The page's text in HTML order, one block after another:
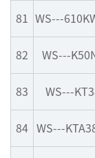
81 WS---
82 WS---
83 WS---
84 WS---